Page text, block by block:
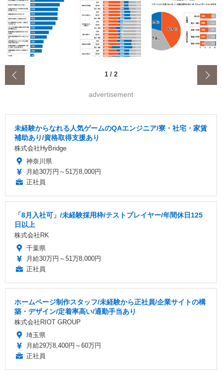
1 / 2
advertisement
未経験からなれる人気ゲームのQAエンジニア/寮・社宅・家賃
補助あり/資格取得支援あり
株式会社HyBridge
神奈川県
月給30万円～51万8,000円
正社員
「8月入社可」/未経験採用枠/テストプレイヤー/年間休日125
日以上
株式会社RK
千葉県
月給30万円～51万8,000円
正社員
ホームページ制作スタッフ/未経験から正社員/企業サイトの構
築・デザイン/定着率高い/通勤手当あり
株式会社RIOT GROUP
埼玉県
月給29万8,400円～60万円
正社員